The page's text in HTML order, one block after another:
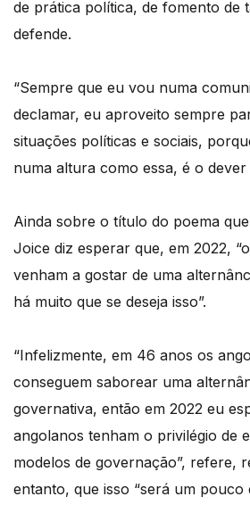
de prática política, de fomento de
defende.
“Sempre que eu vou numa
declamar, eu aproveito sempre
situações políticas e sociais,
numa altura como essa, é o dever
Ainda sobre o título do poema
Joice diz esperar que, em 2022,
venham a gostar de uma
há muito que se deseja isso”.
“Infelizmente, em 46 anos os
conseguem saborear uma
governativa, então em 2022 eu
angolanos tenham o privilégio de
modelos de governação”, refere,
entanto, que isso “será um pouco